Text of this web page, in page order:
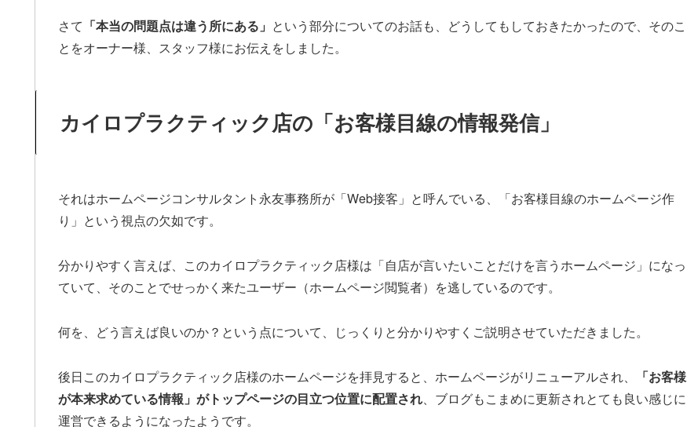
さて 「本当の問題点は違う所にある」 という部分についてのお話も、どうしてもしておきたかったので、そのこ
とをオーナー様、スタッフ様にお伝えをしました。
カイロプラクティック店の「お客様目線の情報発信」
それはホームページコンサルタント永友事務所が「Web接客」と呼んでいる、「お客様目線のホームページ作
り」という視点の欠如です。
分かりやすく言えば、このカイロプラクティック店様は「自店が言いたいことだけを言うホームページ」になっ
ていて、そのことでせっかく来たユーザー（ホームページ閲覧者）を逃しているのです。
何を、どう言えば良いのか？という点について、じっくりと分かりやすくご説明させていただきました。
後日このカイロプラクティック店様のホームページを拝見すると、ホームページがリニューアルされ、
「お客様
が本来求めている情報」がトップページの目立つ位置に配置され、ブログもこまめに更新されとても良い感じに
運営できるようになったようです。